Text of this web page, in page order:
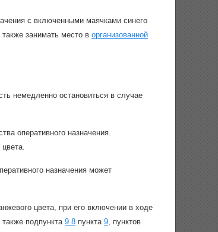
с включенными маячками синего
занимать место в организованной
немедленно остановиться в случае
оперативного назначения.
назначения может
цвета, при его включении в ходе
подпункта 9.8 пункта 9, пунктов